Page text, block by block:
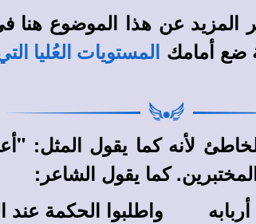
المزيد عن هذا الموضوع هنا
ضع أمامك المستويات العُليا
لأنه كما يقول
كما يقول الشاعر:
أربابه واطلبوا الحكمة عند